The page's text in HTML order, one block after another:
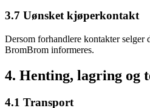
3.7 Uønsket kjøperkontakt
Dersom forhandlere kontakter selger
BromBrom informeres.
4. Henting, lagring og
4.1 Transport